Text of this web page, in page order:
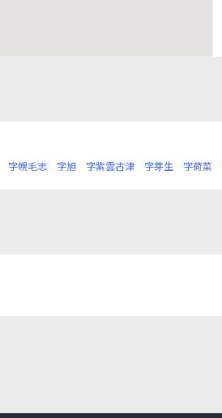
字幌毛志 字旭 字紫雲古津 字芽生 字荷菜